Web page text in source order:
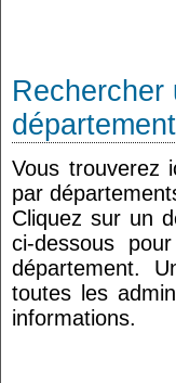
Rechercher
département
Vous trouverez
par
Cliquez sur un
ci-dessous
département.
toutes les
informations.